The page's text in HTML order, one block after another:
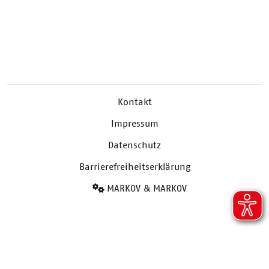
Kontakt
Impressum
Datenschutz
Barrierefreiheitserklärung
MARKOV & MARKOV